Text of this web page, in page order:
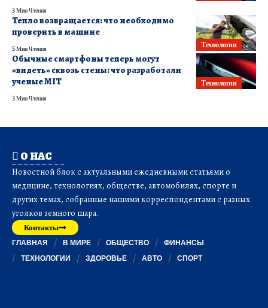
3 Мин Чтения
Технологии
Тепло возвращается: что необходимо
проверить в машине
5 Мин Чтения
Технологии
Обычные смартфоны теперь могут
«видеть» сквозь стены: что разработали
ученые MIT
3 Мин Чтения
О НАС
Новостной блок с актуальными ежедневными статьями о
медицине, технологиях, обществе, автомобилях, спорте и
других темах, собранные нашими корреспондентами с разных
уголков земного шара.
Контакты
ГЛАВНАЯ В МИРЕ ОБЩЕСТВО
ФИНАНСЫ
ТЕХНОЛОГИИ
ЗДОРОВЬЕ АВТО СПОРТ